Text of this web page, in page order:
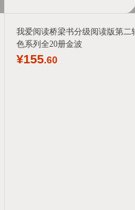
我爱阅读桥梁书分级阅读版第二
色系列全20册金波
¥155.60